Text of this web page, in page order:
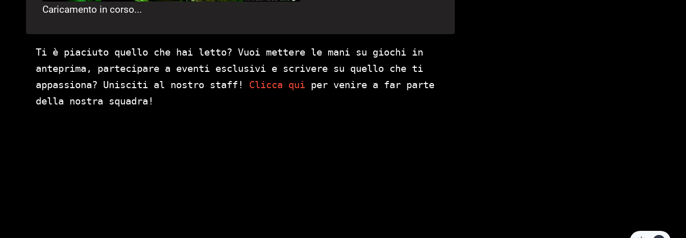
Caricamento in corso...
Ti è piaciuto quello che hai letto? Vuoi mettere le mani su giochi in
anteprima, partecipare a eventi esclusivi e scrivere su quello che ti
appassiona? Unisciti al nostro staff! Clicca qui per venire a far parte
della nostra squadra!